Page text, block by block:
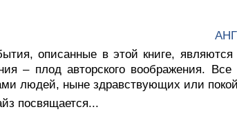
описанные в этой книге,
– плод авторского воображения.
людей, ныне здравствующих или
посвящается...